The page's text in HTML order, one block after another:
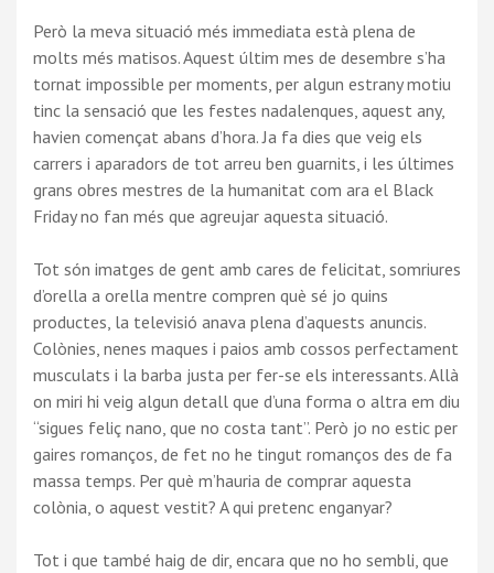
Però la meva situació més immediata està plena de
molts més matisos. Aquest últim mes de desembre s’ha
tornat impossible per moments, per algun estrany motiu
tinc la sensació que les festes nadalenques, aquest any,
havien començat abans d’hora. Ja fa dies que veig els
carrers i aparadors de tot arreu ben guarnits, i les últimes
grans obres mestres de la humanitat com ara el Black
Friday no fan més que agreujar aquesta situació.
Tot són imatges de gent amb cares de felicitat, somriures
d’orella a orella mentre compren què sé jo quins
productes, la televisió anava plena d’aquests anuncis.
Colònies, nenes maques i paios amb cossos perfectament
musculats i la barba justa per fer-se els interessants. Allà
on miri hi veig algun detall que d’una forma o altra em diu
“sigues feliç nano, que no costa tant”. Però jo no estic per
gaires romanços, de fet no he tingut romanços des de fa
massa temps. Per què m’hauria de comprar aquesta
colònia, o aquest vestit? A qui pretenc enganyar?
Tot i que també haig de dir, encara que no ho sembli, que